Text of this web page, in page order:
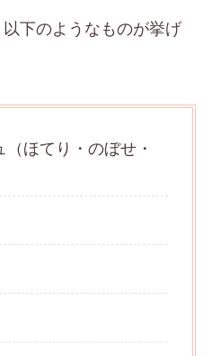
下のようなものが挙げ
ほてり・のぼせ・